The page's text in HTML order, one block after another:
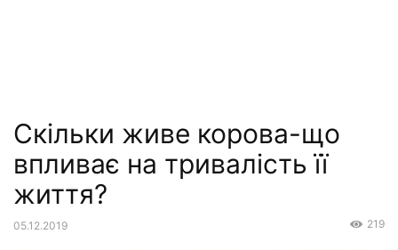
Скільки живе корова-що
впливає на тривалість її
життя?
05.12.2019 219